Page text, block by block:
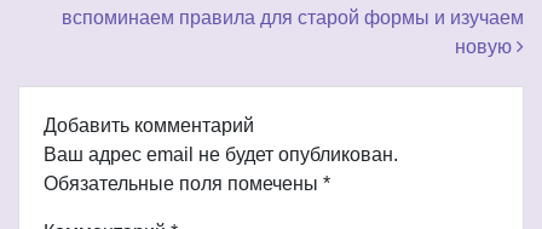
вспоминаем правила для старой формы и изучаем
новую
Добавить комментарий
Ваш адрес email не будет опубликован.
Обязательные поля помечены *